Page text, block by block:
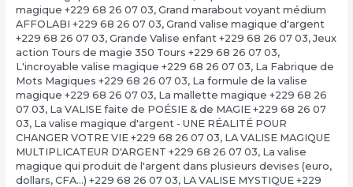
magique +229 68 26 07 03, Grand marabout voyant médium
AFFOLABI +229 68 26 07 03, Grand valise magique d'argent
+229 68 26 07 03, Grande Valise enfant +229 68 26 07 03, Jeux
action Tours de magie 350 Tours +229 68 26 07 03,
L'incroyable valise magique +229 68 26 07 03, La Fabrique de
Mots Magiques +229 68 26 07 03, La formule de la valise
magique +229 68 26 07 03, La mallette magique +229 68 26
07 03, La VALISE faite de POÉSIE & de MAGIE +229 68 26 07
03, La valise magique d'argent - UNE RÉALITÉ POUR
CHANGER VOTRE VIE +229 68 26 07 03, LA VALISE MAGIQUE
MULTIPLICATEUR D'ARGENT +229 68 26 07 03, La valise
magique qui produit de l'argent dans plusieurs devises (euro,
dollars, CFA…) +229 68 26 07 03, LA VALISE MYSTIQUE +229